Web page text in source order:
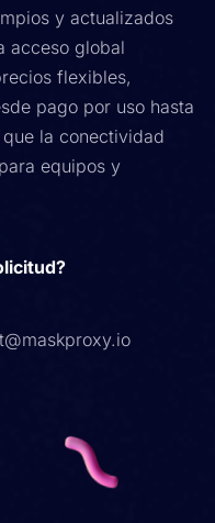
y actualizados
acceso global
flexibles,
pago por uso hasta
la conectividad
equipos y